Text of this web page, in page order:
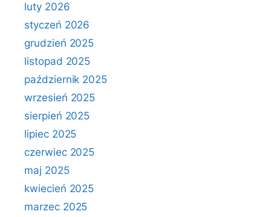
luty 2026
styczeń 2026
grudzień 2025
listopad 2025
październik 2025
wrzesień 2025
sierpień 2025
lipiec 2025
czerwiec 2025
maj 2025
kwiecień 2025
marzec 2025